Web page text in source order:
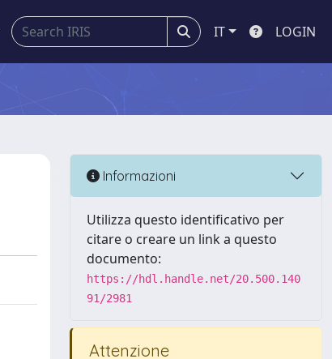
IT LOGIN
Informazioni
Utilizza questo identificativo per
citare o creare un link a questo
documento:
https://hdl.handle.net/20.500.140
91/2981
Attenzione